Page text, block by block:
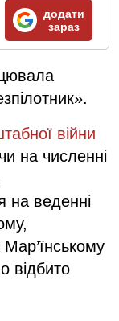
додати
зараз
війни
на численні
на веденні
відбито